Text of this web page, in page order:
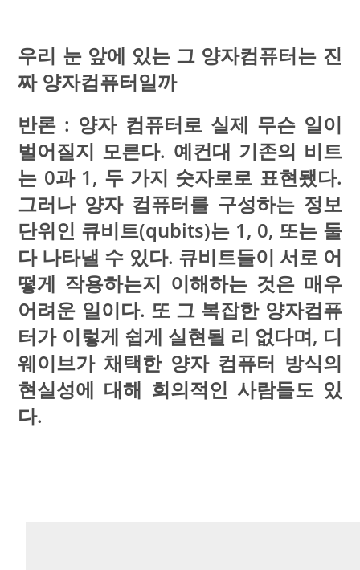
우리 눈 앞에 있는 그 양자컴퓨터는 진
짜 양자컴퓨터일까
반론 : 양자 컴퓨터로 실제 무슨 일이
벌어질지 모른다. 예컨대 기존의 비트
는 0과 1, 두 가지 숫자로로 표현됐다.
그러나 양자 컴퓨터를 구성하는 정보
단위인 큐비트(qubits)는 1, 0, 또는 둘
다 나타낼 수 있다. 큐비트들이 서로 어
떻게 작용하는지 이해하는 것은 매우
어려운 일이다. 또 그 복잡한 양자컴퓨
터가 이렇게 쉽게 실현될 리 없다며, 디
웨이브가 채택한 양자 컴퓨터 방식의
현실성에 대해 회의적인 사람들도 있
다.